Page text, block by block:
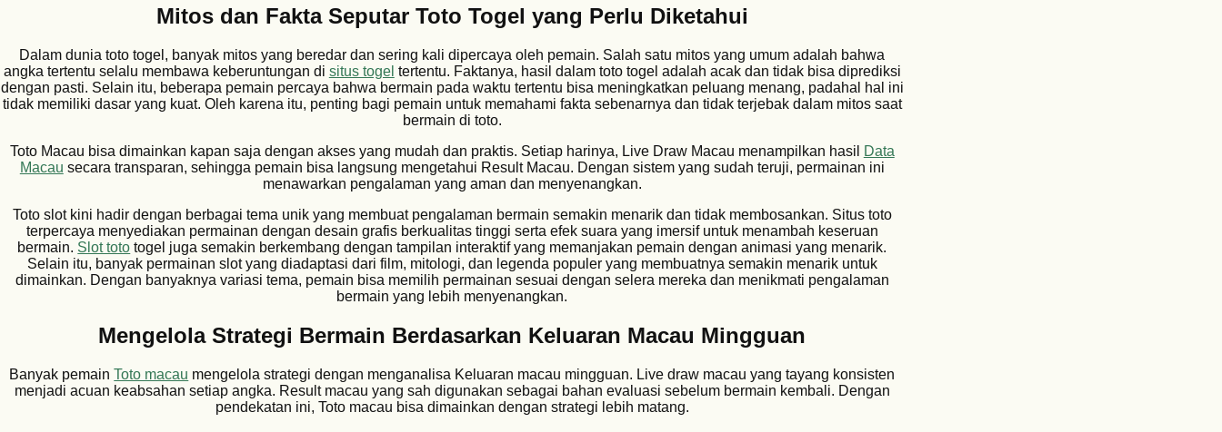
Mitos dan Fakta Seputar Toto Togel yang Perlu Diketahui
Dalam dunia toto togel, banyak mitos yang beredar dan sering kali dipercaya oleh pemain. Salah satu mitos yang umum adalah bahwa
angka tertentu selalu membawa keberuntungan di situs togel tertentu. Faktanya, hasil dalam toto togel adalah acak dan tidak bisa diprediksi
dengan pasti. Selain itu, beberapa pemain percaya bahwa bermain pada waktu tertentu bisa meningkatkan peluang menang, padahal hal ini
tidak memiliki dasar yang kuat. Oleh karena itu, penting bagi pemain untuk memahami fakta sebenarnya dan tidak terjebak dalam mitos saat
bermain di toto.
Toto Macau bisa dimainkan kapan saja dengan akses yang mudah dan praktis. Setiap harinya, Live Draw Macau menampilkan hasil
Data
Macau secara transparan, sehingga pemain bisa langsung mengetahui Result Macau. Dengan sistem yang sudah teruji, permainan ini
menawarkan pengalaman yang aman dan menyenangkan.
Toto slot kini hadir dengan berbagai tema unik yang membuat pengalaman bermain semakin menarik dan tidak membosankan. Situs toto
terpercaya menyediakan permainan dengan desain grafis berkualitas tinggi serta efek suara yang imersif untuk menambah keseruan
bermain. Slot toto togel juga semakin berkembang dengan tampilan interaktif yang memanjakan pemain dengan animasi yang menarik.
Selain itu, banyak permainan slot yang diadaptasi dari film, mitologi, dan legenda populer yang membuatnya semakin menarik untuk
dimainkan. Dengan banyaknya variasi tema, pemain bisa memilih permainan sesuai dengan selera mereka dan menikmati pengalaman
bermain yang lebih menyenangkan.
Mengelola Strategi Bermain Berdasarkan Keluaran Macau Mingguan
Banyak pemainToto macau mengelola strategi dengan menganalisa Keluaran macau mingguan. Live draw macau yang tayang konsisten
menjadi acuan keabsahan setiap angka. Result macau yang sah digunakan sebagai bahan evaluasi sebelum bermain kembali. Dengan
pendekatan ini, Toto macau bisa dimainkan dengan strategi lebih matang.